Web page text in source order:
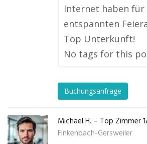
Internet haben für
entspannten
Top Unterkunft!
No tags for this
Buchungsanfrage
Michael H. – Top Zimmer
Finkenbach-Gersweiler